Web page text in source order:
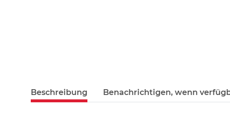
Beschreibung Benachrichtigen, wenn